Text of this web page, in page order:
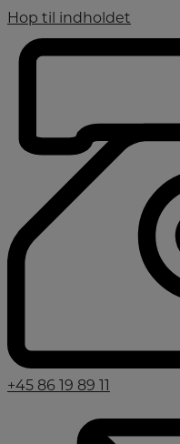
Hop til indholdet
+45 86 19 89 11